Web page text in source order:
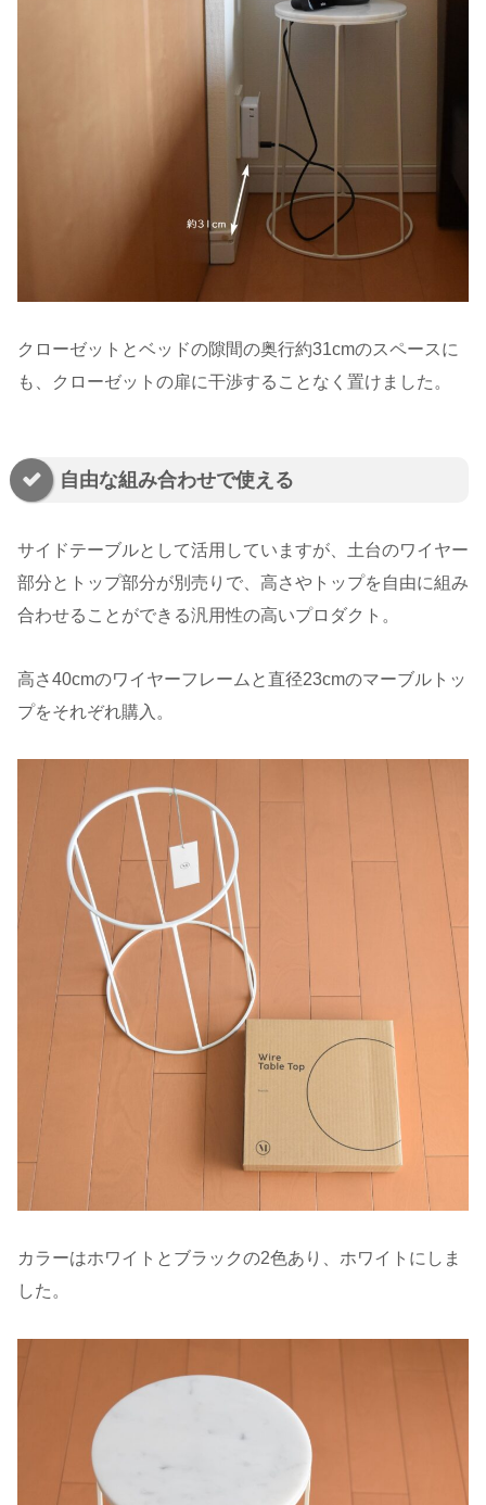
クローゼットとベッドの隙間の奥行約31cmのスペースに
も、クローゼットの扉に干渉することなく置けました。
自由な組み合わせで使える
サイドテーブルとして活用していますが、土台のワイヤー
部分とトップ部分が別売りで、高さやトップを自由に組み
合わせることができる汎用性の高いプロダクト。
高さ40cmのワイヤーフレームと直径23cmのマーブルトッ
プをそれぞれ購入。
カラーはホワイトとブラックの2色あり、ホワイトにしま
した。